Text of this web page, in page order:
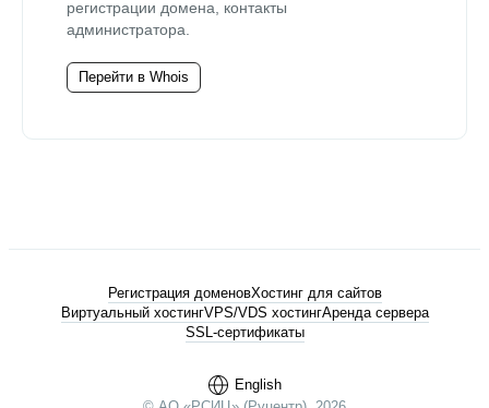
регистрации домена, контакты
администратора.
Перейти в Whois
English
Регистрация доменовХостинг для сайтов
Виртуальный хостингVPS/VDS хостингАренда сервера
SSL-сертификаты